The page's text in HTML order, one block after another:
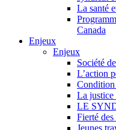
La santé
Canada
Enjeux
Enjeux
Société
L’action
Condition
La justice
LE
Fierté